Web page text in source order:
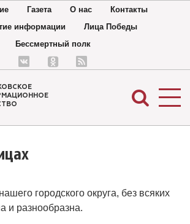
Газета О нас
Контакты
информации
Лица Победы
Бессмертный полк
городского округа, без всяких
и разнообразна.